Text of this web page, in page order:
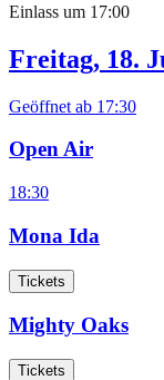
Einlass um 17:00
Freitag, 18.
Geöffnet ab 17:30
Open Air
18:30
Mona Ida
Tickets
Mighty Oaks
Tickets